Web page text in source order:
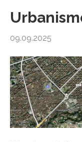
09.09.2025